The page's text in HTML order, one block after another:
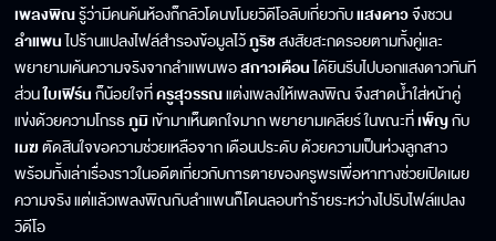
เพลงพิณรู้ว่ามีคนค้นห้องก็กลัวโดนขโมยวิดีโอลับเกี่ยวกับแสงดาวจึงชวน
ลำแพนไปร้านแปลงไฟล์สำรองข้อมูลไว้ภูริชสงสัยสะกดรอยตามทั้งคู่และ
พยายามเค้นความจริงจากลำแพนพอสกาวเดือนได้ยินรีบไปบอกแสงดาวทันที
ส่วนใบเฟิร์นก็น้อยใจที่ครูสุวรรณแต่งเพลงให้เพลงพิณ จึงสาดน้ำใส่หน้าคู่
แข่งด้วยความโกรธภูมิเข้ามาเห็นตกใจมาก พยายามเคลียร์ ในขณะที่เพ็ญกับ
เมฆตัดสินใจขอความช่วยเหลือจาก เดือนประดับ ด้วยความเป็นห่วงลูกสาว
พร้อมทั้งเล่าเรื่องราวในอดีตเกี่ยวกับการตายของครูพรเพื่อหาทางช่วยเปิดเผย
ความจริง แต่แล้วเพลงพิณกับลำแพนก็โดนลอบทำร้ายระหว่างไปรับไฟล์แปลง
วิดีโอ